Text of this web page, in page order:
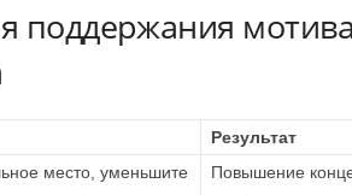
поддержания
Результат
место, уменьшите
Повышение